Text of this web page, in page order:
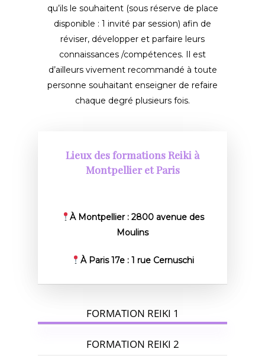
qu’ils le souhaitent (sous réserve de place
disponible : 1 invité par session) afin de
réviser, développer et parfaire leurs
connaissances /compétences. Il est
d’ailleurs vivement recommandé à toute
personne souhaitant enseigner de refaire
chaque degré plusieurs fois.
Lieux des formations Reiki à
Montpellier et Paris
À Montpellier : 2800 avenue des
Moulins
À Paris 17e : 1 rue Cernuschi
FORMATION REIKI 1
FORMATION REIKI 2